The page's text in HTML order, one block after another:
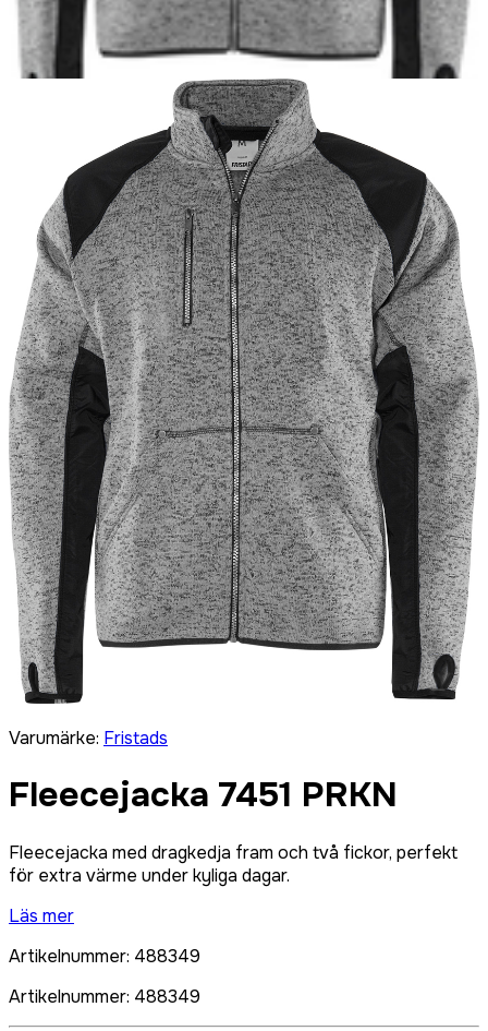
Varumärke: Fristads
Fleecejacka 7451 PRKN
Fleecejacka med dragkedja fram och två fickor, perfekt
för extra värme under kyliga dagar.
Läs mer
Artikelnummer: 488349
Artikelnummer: 488349